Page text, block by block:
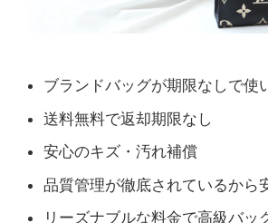
ブランドバッグが期限なしで使
送料無料で返却期限なし
安心のキズ・汚れ補償
品質管理が徹底されているから
リーズナブルな料金で高級バッ